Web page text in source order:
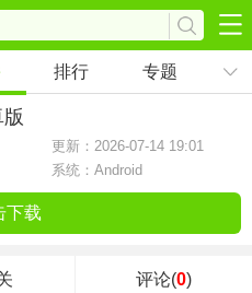
排行 专题
更新：2026-07-14 19:01
系统：Android
下载
评论(0)